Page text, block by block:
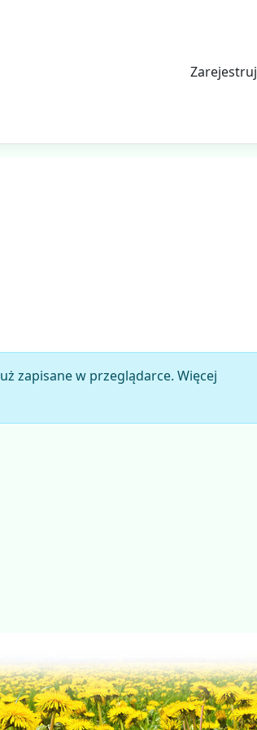
Zarejestruj
zapisane w przeglądarce. Więcej